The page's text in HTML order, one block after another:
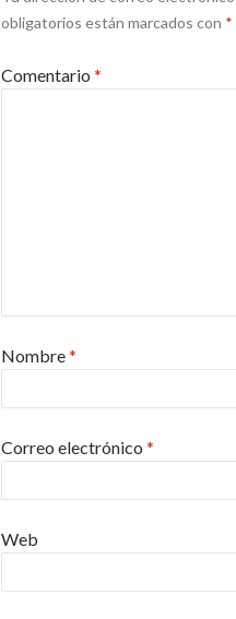
obligatorios están marcados con *
Comentario *
Nombre*
Correo electrónico *
Web